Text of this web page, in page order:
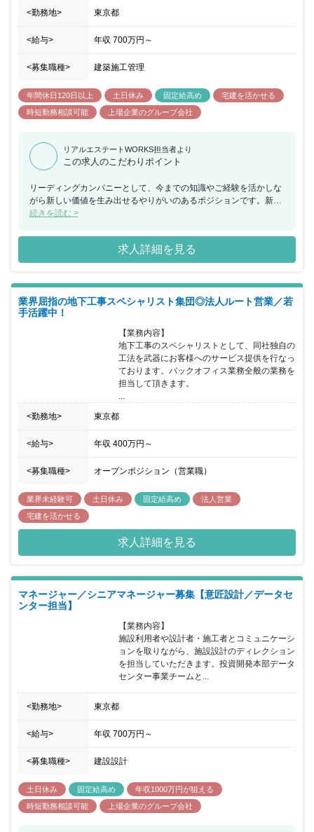
<勤務地> 東京都
<給与> 年収 700万円 ～
<募集職種> 建築施工管理
年間休日120日以上 土日休み 固定給高め
宅建を活かせる
時短勤務相談可能
上場企業のグループ会社
リアルエステートWORKS担当者より
この求人のこだわりポイント
リーディングカンパニーとして、今までの知識やご経験を活かしな
がら新しい価値を生み出せるやりがいのあるポジションです。新し
い発想ややりたいと思う事がある方は歓迎される環境ですので、裁
続きを読む >
求人詳細を見る
業界屈指の地下工事スペシャリスト集団◎法人ルート営業／若
手活躍中！
【業務内容】
地下工事のスペシャリストとして、同社独自の
工法を武器にお客様へのサービス提供を行なっ
ております。バックオフィス業務全般の業務を
担当して頂きます。
<勤務地> 東京都
<給与> 年収 400万円 ～
<募集職種> オープンポジション（営業職）
業界未経験可 土日休み 固定給高め
法人営業
宅建を活かせる
求人詳細を見る
マネージャー／シニアマネージャー募集【意匠設計／データセ
ンター担当】
【業務内容】
施設利用者や設計者・施工者とコミュニケーシ
ョンを取りながら、施設設計のディレクション
を担当していただきます。投資開発本部データ
センター事業チームと...
<勤務地> 東京都
<給与> 年収 700万円 ～
<募集職種> 建設設計
土日休み 固定給高め
年収1000万円が狙える
時短勤務相談可能
上場企業のグループ会社